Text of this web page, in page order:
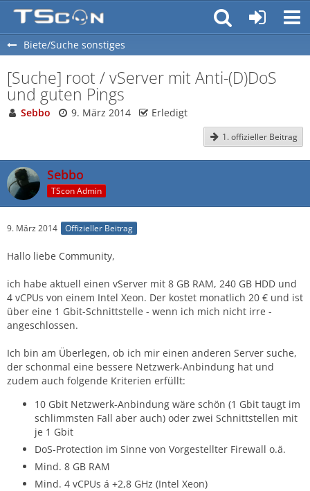
Biete/Suche sonstiges
[Suche] root / vServer mit Anti-(D)DoS
und guten Pings
Sebbo 9. März 2014 Erledigt
1. offizieller Beitrag
Sebbo
TScon Admin
9. März 2014 Offizieller Beitrag
Hallo liebe Community,
ich habe aktuell einen vServer mit 8 GB RAM, 240 GB HDD und
4 vCPUs von einem Intel Xeon. Der kostet monatlich 20 € und ist
über eine 1 Gbit-Schnittstelle - wenn ich mich nicht irre -
angeschlossen.
Ich bin am Überlegen, ob ich mir einen anderen Server suche,
der schonmal eine bessere Netzwerk-Anbindung hat und
zudem auch folgende Kriterien erfüllt:
10 Gbit Netzwerk-Anbindung wäre schön (1 Gbit taugt im
schlimmsten Fall aber auch) oder zwei Schnittstellen mit
je 1 Gbit
DoS-Protection im Sinne von Vorgestellter Firewall o.ä.
Mind. 8 GB RAM
Mind. 4 vCPUs á +2,8 GHz (Intel Xeon)